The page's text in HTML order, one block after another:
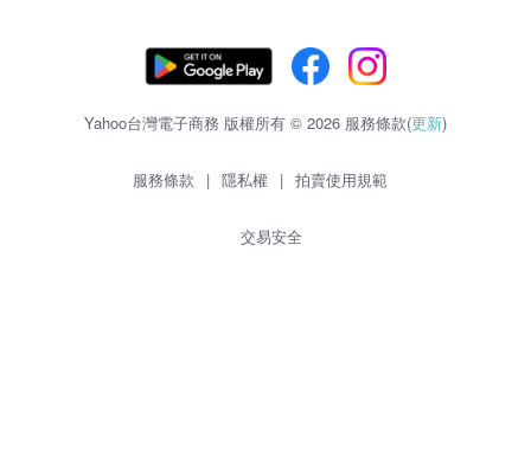
Yahoo台灣電子商務 版權所有 © 2026 服務條款(更新)
服務條款 | 隱私權 | 拍賣使用規範
交易安全